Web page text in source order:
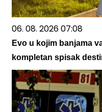
06. 08. 2026 07:08
Evo u kojim banjama
kompletan spisak